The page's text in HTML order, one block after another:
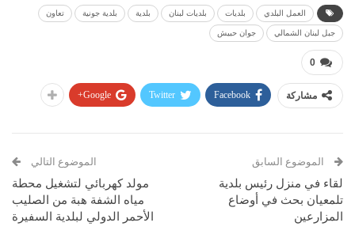
العمل البلدي بلديات بلديات لبنان بلدية بلدية جونية تعاون
جبل لبنان الشمالي جوان حبيش
0
مشاركة Facebook
Twitter
Google+
الموضوع السابق
لقاء في منزل رئيس بلدية
تلمعيان بحث في أوضاع
المزارعين
الموضوع التالي
مولد كهربائي لتشغيل محطة
مياه الشفة هبة من الصليب
الأحمر الدولي لبلدية السفيرة